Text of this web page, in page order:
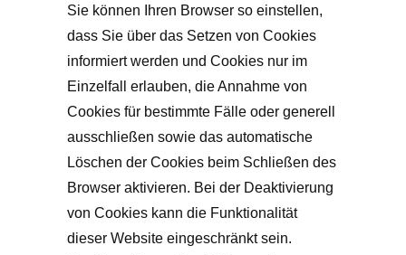
Sie können Ihren Browser so einstellen,
dass Sie über das Setzen von Cookies
informiert werden und Cookies nur im
Einzelfall erlauben, die Annahme von
Cookies für bestimmte Fälle oder generell
ausschließen sowie das automatische
Löschen der Cookies beim Schließen des
Browser aktivieren. Bei der Deaktivierung
von Cookies kann die Funktionalität
dieser Website eingeschränkt sein.